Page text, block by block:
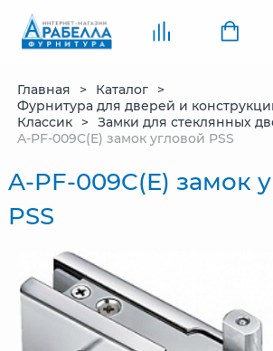
Главная
Каталог
Фурнитура для дверей и
Классик
Замки для стеклянных
A-PF-009C(E) замок угловой PSS
A-PF-009C(E) замок
PSS